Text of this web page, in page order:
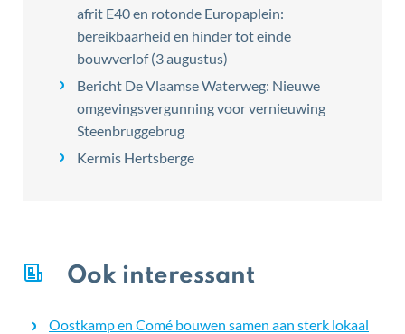
afrit E40 en rotonde Europaplein:
bereikbaarheid en hinder tot einde
bouwverlof (3 augustus)
Bericht De Vlaamse Waterweg: Nieuwe
omgevingsvergunning voor vernieuwing
Steenbruggebrug
Kermis Hertsberge
Ook interessant
Oostkamp en Comé bouwen samen aan sterk lokaal